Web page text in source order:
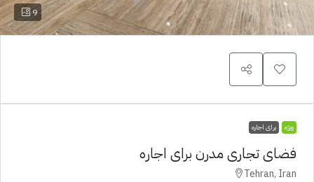
9
ویژه برای اجاره
فضای تجاری مدرن برای اجاره
Tehran, Iran